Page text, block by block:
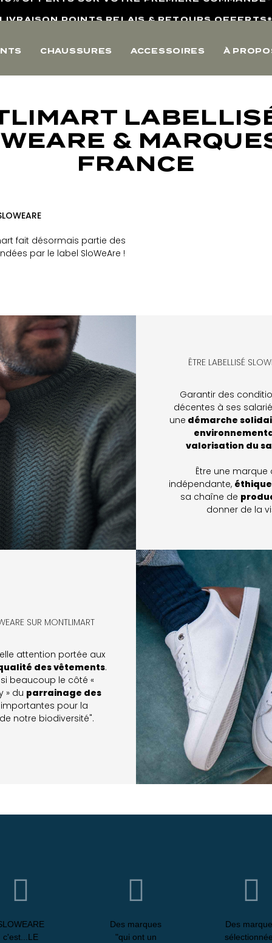
10% OFFERTS SUR VOTRE PREMIERE COMMANDE*
CHAUSSURES ACCESSOIRES À
&
FRANCE
fait désormais partie des
par le label SloWeAre !
ÊTRE LABELLISÉ
Garantir des
décentes à ses
une démarche
valorisation du
Être une
indépendante, éthique
sa chaîne de
donner de la
SUR MONTLIMART​
attention portée aux
des vêtements.
beaucoup le côté «
» du parrainage des
pour la
notre biodiversité".
c'est...LE
Des marques
"qui ont un
Des